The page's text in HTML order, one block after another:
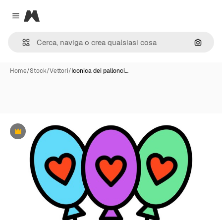
Close menu
Magnific
Cerca
Home/Stock/Vettori/Iconica dei pallonci…
Premium